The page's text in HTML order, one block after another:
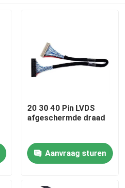
20 30 40 Pin LVDS
afgeschermde draad
Aanvraag sturen